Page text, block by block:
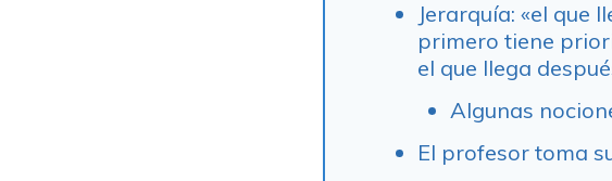
Jerarquía: «el que
primero tiene
el que llega
Algunas
El profesor toma